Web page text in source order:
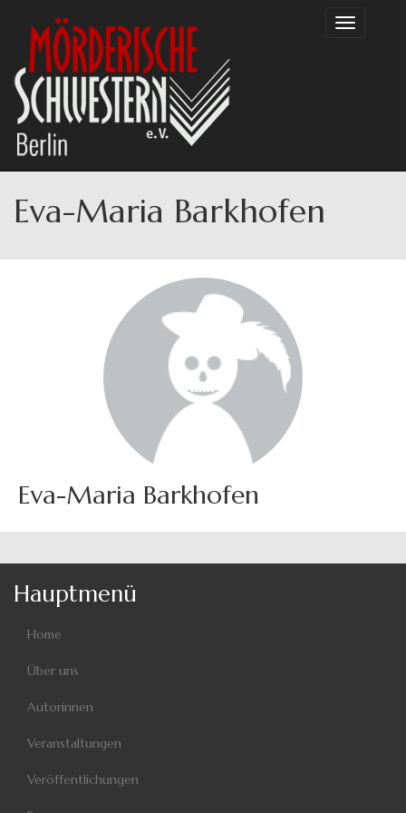
Inhalt
Toggle
Eva-Maria Barkhofen
Eva-Maria Barkhofen
Hauptmenü
Home
Über uns
Autorinnen
Veranstaltungen
Veröffentlichungen